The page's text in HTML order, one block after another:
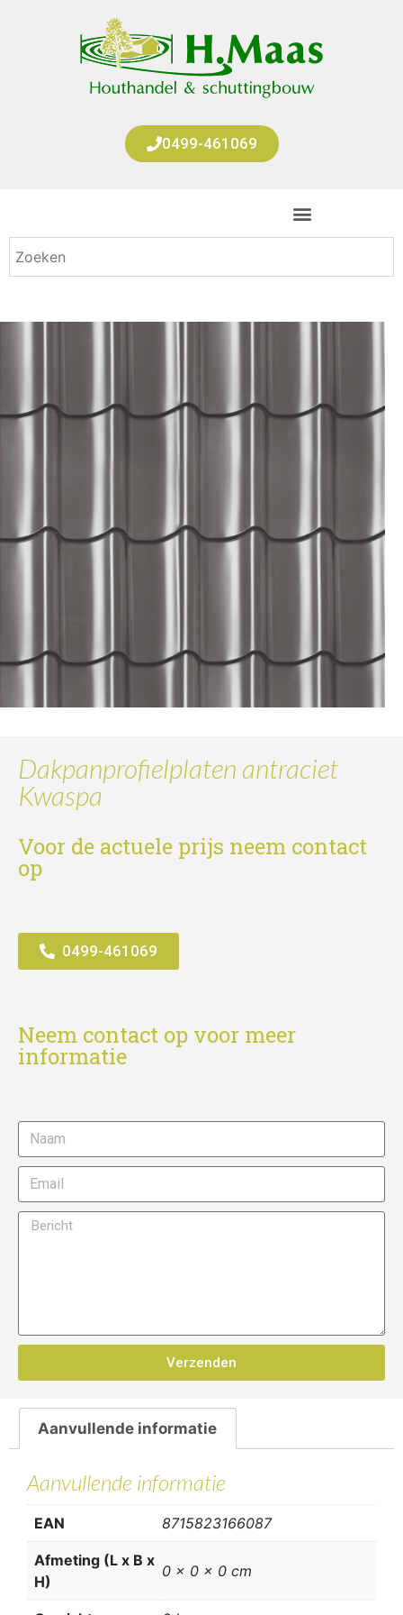
0499-461069
Dakpanprofielplaten antraciet
Kwaspa
Voor de actuele prijs neem contact
op
0499-461069
Neem contact op voor meer
informatie
Verzenden
Aanvullende informatie
Aanvullende informatie
EAN 8715823166087
Afmeting (L x B x
H)
0 x 0 x 0 cm